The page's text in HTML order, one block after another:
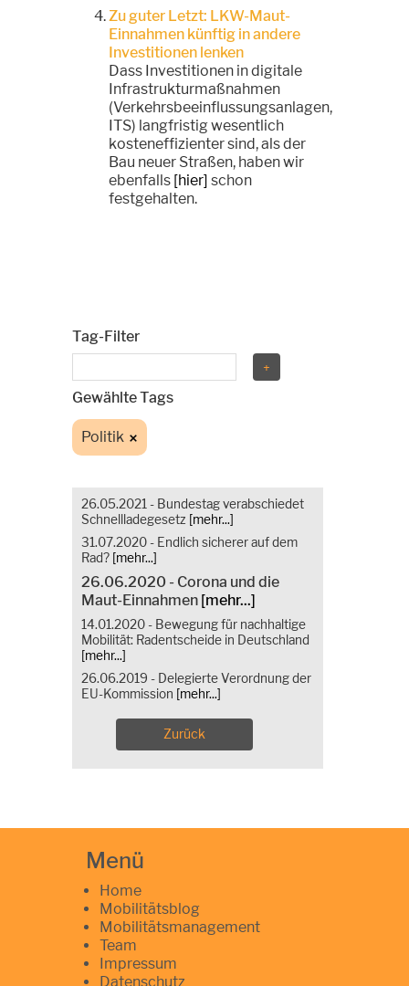
Zu guter Letzt: LKW-Maut-
Einnahmen künftig in andere
Investitionen lenken
Dass Investitionen in digitale
Infrastrukturmaßnahmen
(Verkehrsbeeinflussungsanlagen,
ITS) langfristig wesentlich
kosteneffizienter sind, als der
Bau neuer Straßen, haben wir
ebenfalls [hier] schon
festgehalten.
Tag-Filter
Gewählte Tags
Politik
26.05.2021 - Bundestag verabschiedet
Schnellladegesetz [mehr...]
31.07.2020 - Endlich sicherer auf dem
Rad? [mehr...]
26.06.2020 - Corona und die
Maut-Einnahmen [mehr...]
14.01.2020 - Bewegung für nachhaltige
Mobilität: Radentscheide in Deutschland
[mehr...]
26.06.2019 - Delegierte Verordnung der
EU-Kommission [mehr...]
Zurück
Menü
Home
Mobilitätsblog
Mobilitätsmanagement
Team
Impressum
Datenschutz